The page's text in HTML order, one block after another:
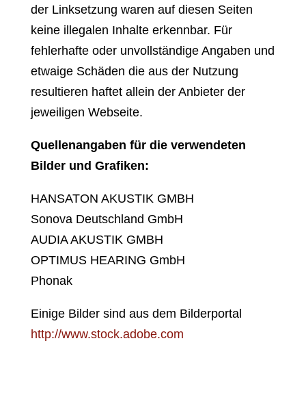
der Linksetzung waren auf diesen Seiten
keine illegalen Inhalte erkennbar. Für
fehlerhafte oder unvollständige Angaben und
etwaige Schäden die aus der Nutzung
resultieren haftet allein der Anbieter der
jeweiligen Webseite.
Quellenangaben für die verwendeten
Bilder und Grafiken:
HANSATON AKUSTIK GMBH
Sonova Deutschland GmbH
AUDIA AKUSTIK GMBH
OPTIMUS HEARING GmbH
Phonak
Einige Bilder sind aus dem Bilderportal
http://www.stock.adobe.com